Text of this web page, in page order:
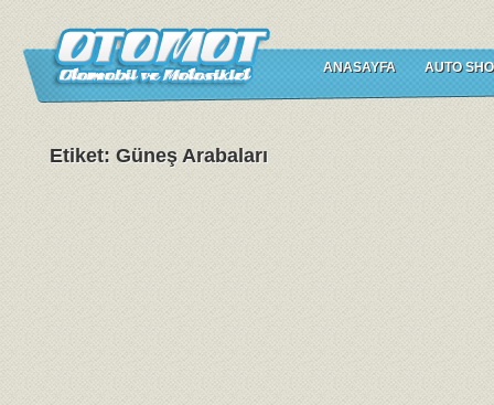
ANASAYFA AUTO
Etiket: Güneş Arabaları